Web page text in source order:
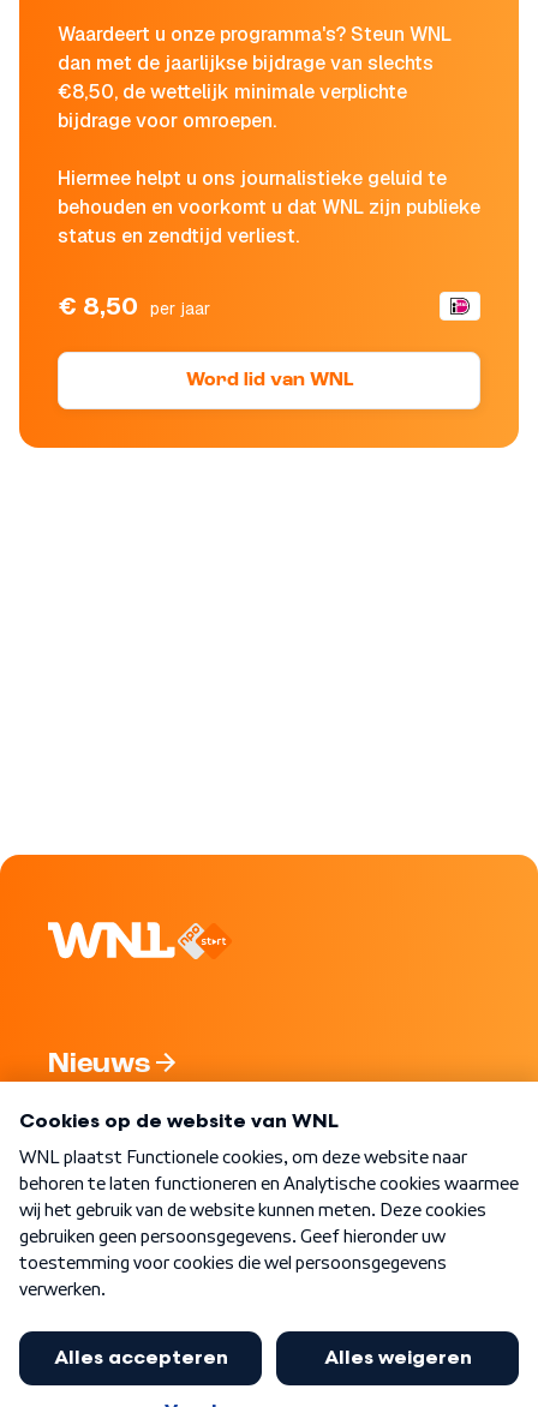
Waardeert u onze programma's? Steun WNL
dan met de jaarlijkse bijdrage van slechts
€8,50, de wettelijk minimale verplichte
bijdrage voor omroepen.
Hiermee helpt u ons journalistieke geluid te
behouden en voorkomt u dat WNL zijn publieke
status en zendtijd verliest.
€ 8,50 per jaar
Word lid van WNL
Nieuws
Nieuwsbrief
Word Lid